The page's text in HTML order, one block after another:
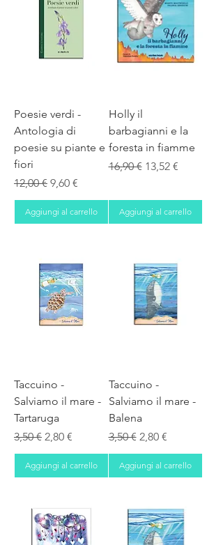
Poesie verdi -
Antologia di
poesie su piante e
fiori
Prezzo regolare
12,00 € Prezzo scontato
9,60 €
Aggiungi al carrello
Holly il
barbagianni e la
foresta in fiamme
Prezzo regolare
16,90 € Prezzo scontato
13,52 €
Aggiungi al carrello
Taccuino -
Salviamo il mare -
Tartaruga
Prezzo regolare
3,50 € Prezzo scontato
2,80 €
Aggiungi al carrello
Taccuino -
Salviamo il mare -
Balena
Prezzo regolare
3,50 € Prezzo scontato
2,80 €
Aggiungi al carrello